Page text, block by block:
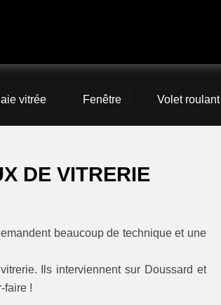
vitrée Fenêtre Volet roulant
DE VITRERIE
beaucoup de technique et une
Ils interviennent sur Doussard et
faire !